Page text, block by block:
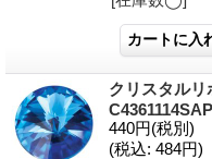
クリスタルリ
440円(税別)
(税込: 484円)